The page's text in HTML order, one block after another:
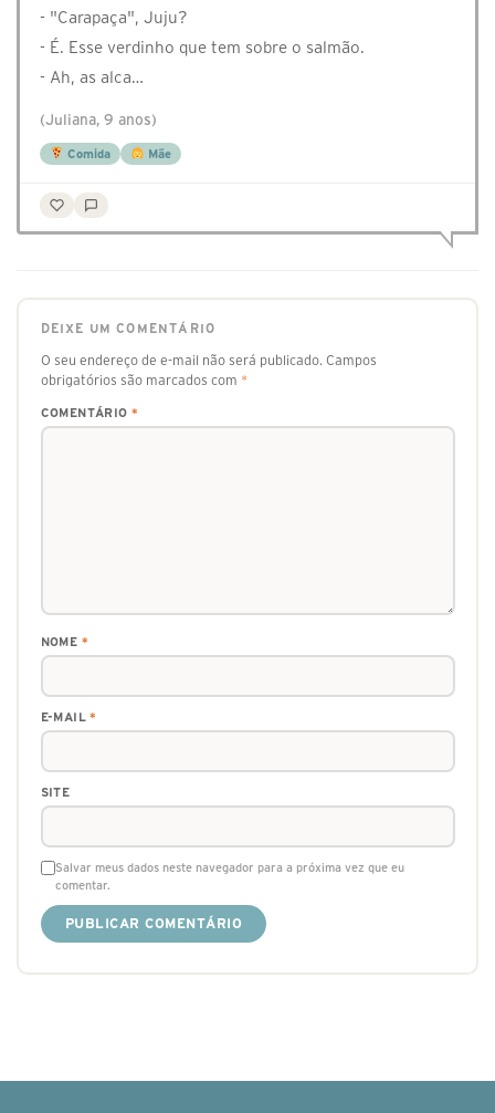
- "Carapaça", Juju?
- É. Esse verdinho que tem sobre o salmão.
- Ah, as alca…
(Juliana, 9 anos)
Comida Mãe
DEIXE UM COMENTÁRIO
O seu endereço de e-mail não será publicado. Campos
obrigatórios são marcados com *
COMENTÁRIO *
NOME *
E-MAIL*
SITE
Salvar meus dados neste navegador para a próxima vez que eu
comentar.